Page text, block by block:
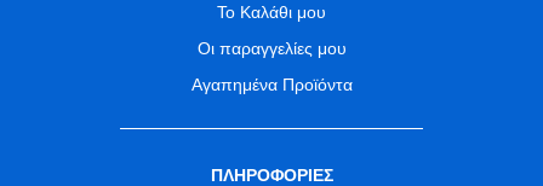
Το Καλάθι μου
Οι παραγγελίες μου
Αγαπημένα Προϊόντα
ΠΛΗΡΟΦΟΡΙΕΣ